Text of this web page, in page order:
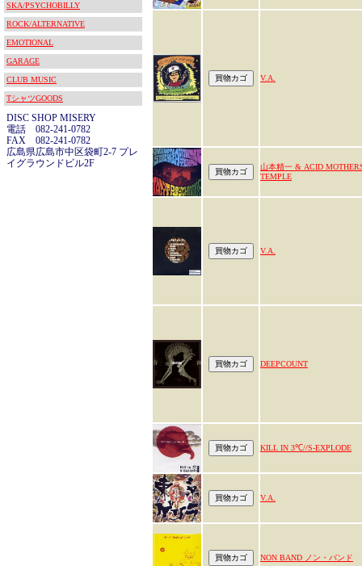
SKA/PSYCHOBILLY
ROCK/ALTERNATIVE
EMOTIONAL
GARAGE
CLUB MUSIC
TシャツGOODS
DISC SHOP MISERY
電話 082-241-0782
FAX 082-241-0782
広島県広島市中区袋町2-7 プレ
イグラウンドビル2F
V.A.
山本精一 & ACID
TEMPLE
V.A.
DEEPCOUNT
KILL IN 3℃//S-EXPLODE
V.A.
NON BAND ノン・バンド